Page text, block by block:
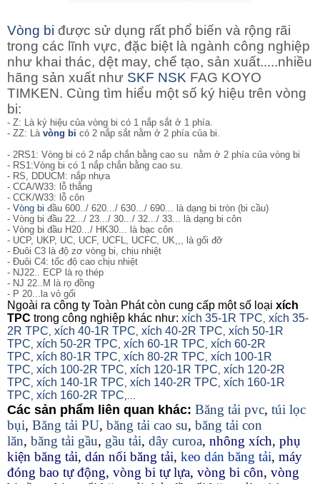
Vòng bi được sử dụng rất phổ biến và rộng rãi
trong các lĩnh vực, đặc biệt là ngành công nghiệp
như khai thác, dệt may, chế tạo, sản xuất.....nhiều
hãng sản xuất như SKF NSK FAG KOYO
TIMKEN. Cùng tìm hiểu một số ký hiệu trên vòng
bi:
- Z: Là ký hiệu của vòng bi có 1 nắp sắt ở 1 phía.
- ZZ: Là vòng bi có 2 nắp sắt nằm ở 2 phía của bi.
- 2RS1: Vòng bi có 2 nắp chắn bằng cao su nằm ở 2 phía của vòng bi
- RS1:Vòng bi có 1 nắp chắn bằng cao su.
- RS, DDUCM: nắp nhựa
- CCA/W33: lỗ thẳng
- CCK/W33: lỗ côn
- Vòng bi đầu 600../ 620.../ 630.../ 690... là dạng bi tròn (bi cầu)
- Vòng bi đầu 22.../ 23.../ 30.../ 32.../ 33... là dạng bi côn
- Vòng bi đầu H20.../ HK30... là bạc côn
- UCP, UKP, UC, UCF, UCFL, UCFC, UK,,, là gối đỡ
- Đuôi C3 là độ zơ vòng bi, chịu nhiệt
- Đuôi C4: tốc độ cao chịu nhiệt
- NJ22.. ECP là rọ thép
- NJ 22..M là rọ đồng
- P 20...la vỏ gối
Ngoài ra công ty Toàn Phát còn cung cấp một số loại xích
TPC trong công nghiệp khác như: xích 35-1R TPC, xích 35-
2R TPC, xích 40-1R TPC, xích 40-2R TPC, xích 50-1R
TPC, xích 50-2R TPC, xích 60-1R TPC, xích 60-2R
TPC, xích 80-1R TPC, xích 80-2R TPC, xích 100-1R
TPC, xích 100-2R TPC, xích 120-1R TPC, xích 120-2R
TPC, xích 140-1R TPC, xích 140-2R TPC, xích 160-1R
TPC, xích 160-2R TPC,...
Các sản phẩm liên quan khác: Băng tải pvc, túi lọc
bụi, Băng tải PU, băng tải cao su, băng tải con
lăn, băng tải gầu, gầu tải, dây curoa, nhông xích, phụ
kiện băng tải, dán nối băng tải, keo dán băng tải, máy
đóng bao tự động, vòng bi tự lựa, vòng bi côn, vòng